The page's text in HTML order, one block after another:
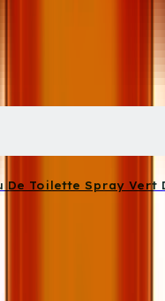
De Toilette Spray Vert